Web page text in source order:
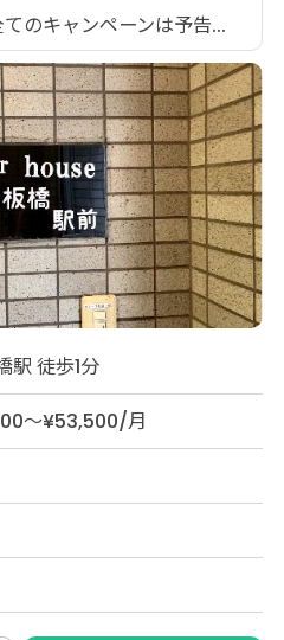
のキャンペーンは予告...
駅 徒歩1分
～¥53,500/月